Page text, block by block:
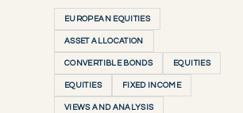
EUROPEAN EQUITIES
ASSET ALLOCATION
CONVERTIBLE BONDS EQUITIES
EQUITIES FIXED INCOME
VIEWS AND ANALYSIS